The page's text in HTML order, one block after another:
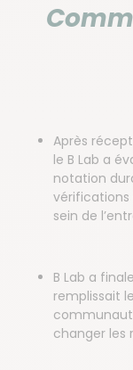
Après
le B Lab a
notation
sein de
B Lab a
remplissait
changer les